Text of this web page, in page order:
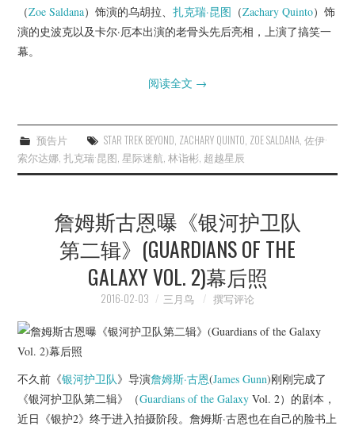
推荐电影
（Zoe Saldana）饰演的乌胡拉、扎克瑞·昆图 （Zachary Quinto）饰
演的史波克以及卡尔·厄本出演的老骨头先后亮相，上演了搞笑一
幕。
阅读全文 →
预告片 STAR TREK BEYOND, ZACHARY QUINTO, ZOE SALDANA, 佐伊·
索尔达娜,扎克瑞·昆图,星际迷航,林诣彬, 超越星辰
詹姆斯古恩曝《银河护卫队
第二辑》(GUARDIANS OF THE
GALAXY VOL. 2)幕后照
2016-02-03 三月鸟 撰写评论
不久前《银河护卫队》导演詹姆斯·古恩(James Gunn)刚刚完成了
《银河护卫队第二辑》（Guardians of the Galaxy Vol. 2）的剧本，
近日《银护2》终于进入拍摄阶段。詹姆斯·古恩也在自己的脸书上